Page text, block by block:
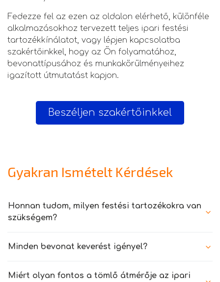
Fedezze fel az ezen az oldalon elérhető, különféle
alkalmazásokhoz tervezett teljes ipari festési
tartozékkínálatot, vagy lépjen kapcsolatba
szakértőinkkel, hogy az Ön folyamatához,
bevonattípusához és munkakörülményeihez
igazított útmutatást kapjon.
Beszéljen szakértőinkkel
Gyakran Ismételt Kérdések
Honnan tudom, milyen festési tartozékokra van
szükségem?
Minden bevonat keverést igényel?
Miért olyan fontos a tömlő átmérője az ipari